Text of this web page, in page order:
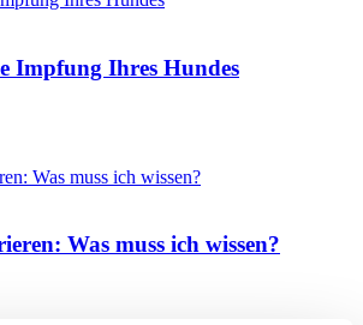
Impfung Ihres Hundes
Was muss ich wissen?